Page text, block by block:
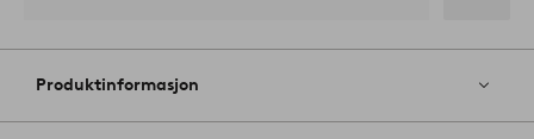
til
Produktinformasjon